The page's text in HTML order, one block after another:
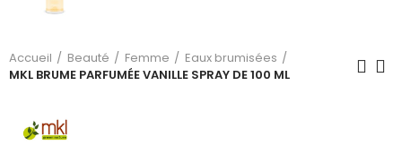
Accueil Beauté Femme
Eaux brumisées
MKL BRUME PARFUMÉE VANILLE SPRAY DE 100 ML